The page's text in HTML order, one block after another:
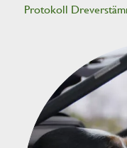
Protokoll